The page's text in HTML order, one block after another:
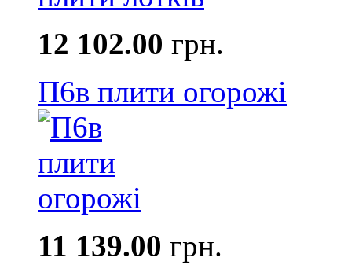
12 102.00 грн.
П6в плити огорожі
11 139.00 грн.